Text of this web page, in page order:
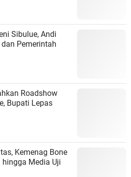
Sibulue, Andi
Pemerintah
Roadshow
Bupati Lepas
Kemenag Bone
hingga Media Uji